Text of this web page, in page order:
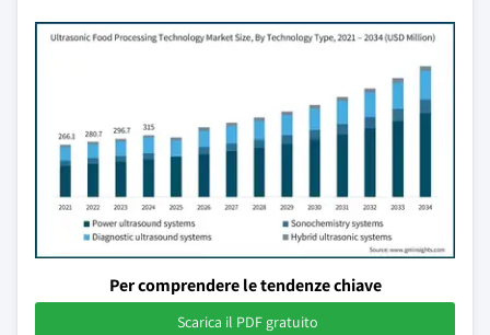
Per comprendere le tendenze chiave
Scarica il PDF gratuito